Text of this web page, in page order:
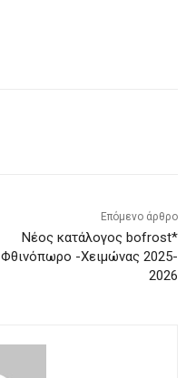
Επόμενο άρθρο
Νέος κατάλογος bofrost*
Φθινόπωρο -Χειμώνας 2025-
2026